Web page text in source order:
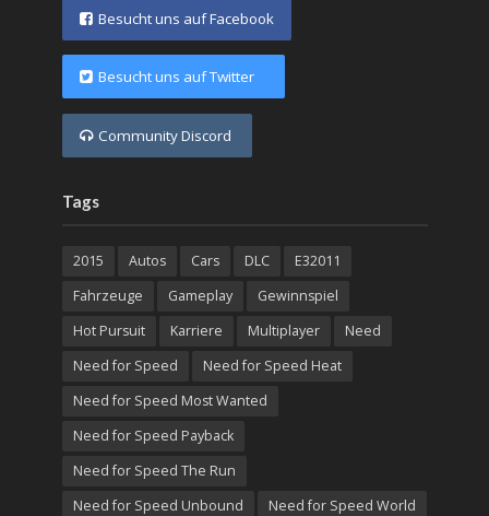
Besucht uns auf Facebook
Besucht uns auf Twitter
Community Discord
Tags
2015 Autos Cars DLC
E32011
Fahrzeuge
Gameplay
Gewinnspiel
Hot Pursuit
Karriere Multiplayer
Need
Need for Speed
Need for Speed Heat
Need for Speed Most Wanted
Need for Speed Payback
Need for Speed The Run
Need for Speed Unbound
Need for Speed World